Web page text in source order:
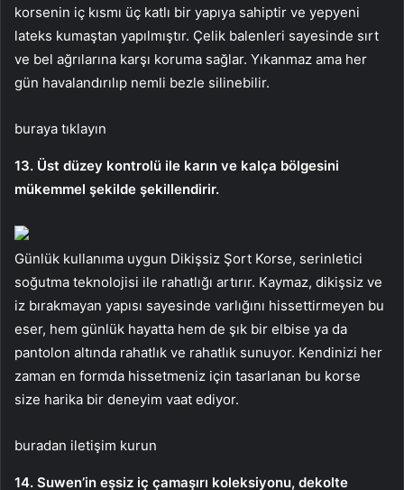
korsenin iç kısmı üç katlı bir yapıya sahiptir ve yepyeni
lateks kumaştan yapılmıştır. Çelik balenleri sayesinde sırt
ve bel ağrılarına karşı koruma sağlar. Yıkanmaz ama her
gün havalandırılıp nemli bezle silinebilir.
buraya tıklayın
13. Üst düzey kontrolü ile karın ve kalça bölgesini
mükemmel şekilde şekillendirir.
Günlük kullanıma uygun Dikişsiz Şort Korse, serinletici
soğutma teknolojisi ile rahatlığı artırır. Kaymaz, dikişsiz ve
iz bırakmayan yapısı sayesinde varlığını hissettirmeyen bu
eser, hem günlük hayatta hem de şık bir elbise ya da
pantolon altında rahatlık ve rahatlık sunuyor. Kendinizi her
zaman en formda hissetmeniz için tasarlanan bu korse
size harika bir deneyim vaat ediyor.
buradan iletişim kurun
14. Suwen’in eşsiz iç çamaşırı koleksiyonu, dekolte